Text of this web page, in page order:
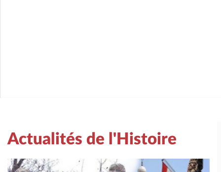
Actualités de l'Histoire